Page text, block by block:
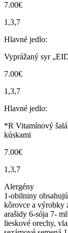
7.00€
1,3,7
Hlavné jedlo:
Vyprážaný syr
7.00€
1,3,7
Hlavné jedlo:
*R Vitamínový
kúskami
7.00€
1,3,7
Alergény
1-obilniny
kôrovce a výrobky
arašidy 6-sója 7-
lieskové orechy,